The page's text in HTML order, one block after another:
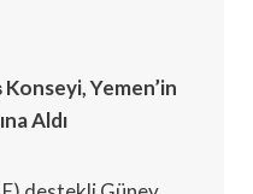
Yemen’in
Aldı